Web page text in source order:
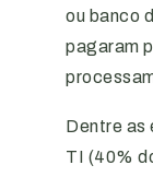
ou banco
pagaram
Dentre as
TI (40%